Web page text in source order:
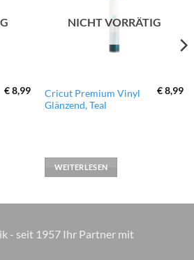
€8,99
NICHT VORRÄTIG
Cricut Premium Vinyl
Glänzend, Teal
€8,99
WEITERLESEN
- seit 1957 Ihr Partner mit